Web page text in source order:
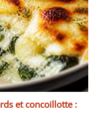
et concoillotte :